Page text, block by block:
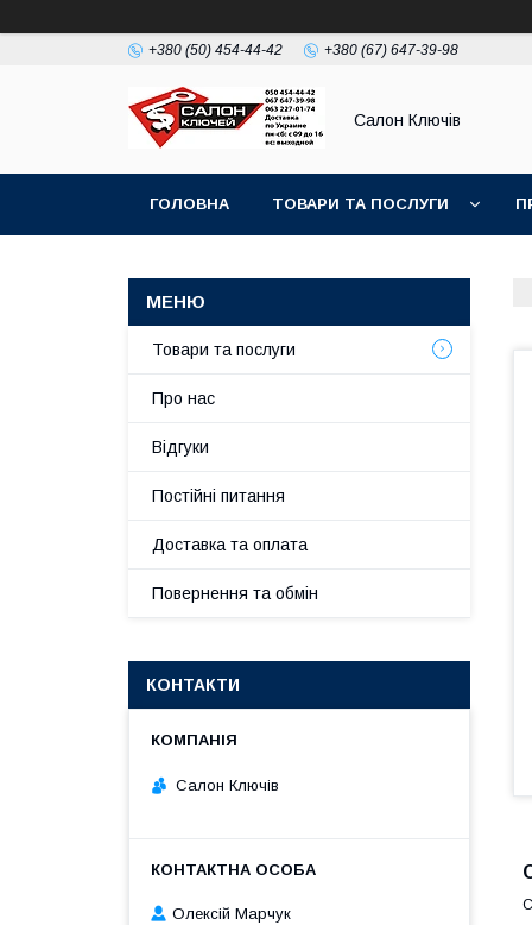
+380 (50) 454-44-42 +380 (67) 647-39-98
Салон Ключів
ГОЛОВНА ТОВАРИ ТА ПОСЛУГИ
Товари та послуги
Про нас
Відгуки
Постійні питання
Доставка та оплата
Повернення та обмін
КОНТАКТИ
Салон Ключів
Олексій Марчук